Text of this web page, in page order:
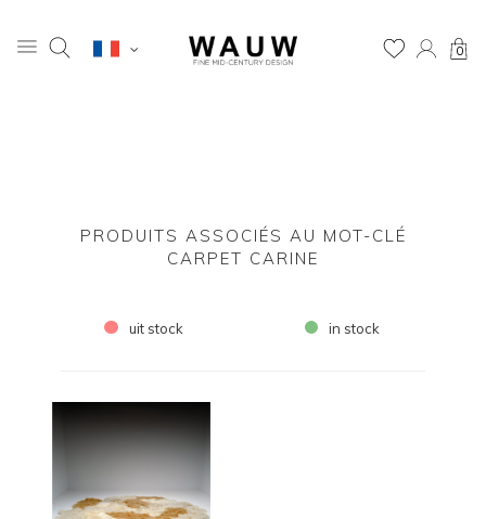
0
PRODUITS ASSOCIÉS AU MOT-CLÉ
CARPET CARINE
uit stock in stock